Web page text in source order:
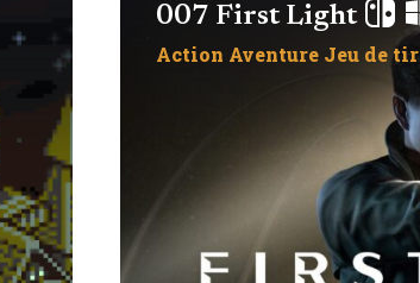
007 First Light
Action Aventure Jeu de tir